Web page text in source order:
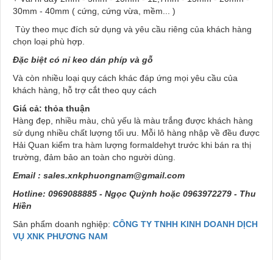
30mm - 40mm ( cứng, cứng vừa, mềm... )
Tùy theo mục đích sử dụng và yêu cầu riêng của khách hàng
chọn loại phù hợp.
Đặc biệt có nỉ keo dán phíp và gỗ
Và còn nhiều loại quy cách khác đáp ứng mọi yêu cầu của
khách hàng, hỗ trợ cắt theo quy cách
Giá cả: thỏa thuận
Hàng đẹp, nhiều màu, chủ yếu là màu trắng được khách hàng
sử dụng nhiều chất lượng tối ưu. Mỗi lô hàng nhập về đều được
Hải Quan kiểm tra hàm lượng formaldehyt trước khi bán ra thị
trường, đảm bảo an toàn cho người dùng.
Email : sales.xnkphuongnam@gmail.com
Hotline: 0969088885 - Ngọc Quỳnh hoặc 0963972279 - Thu
Hiền
Sản phẩm doanh nghiệp: CÔNG TY TNHH KINH DOANH DỊCH
VỤ XNK PHƯƠNG NAM